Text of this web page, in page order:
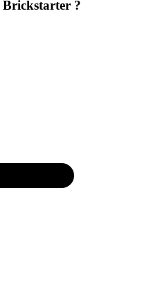
Brickstarter ?